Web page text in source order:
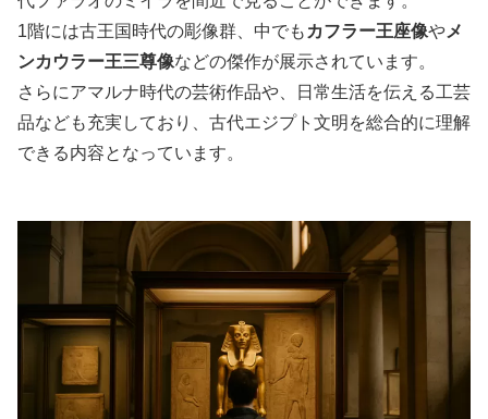
1階には古王国時代の彫像群、中でも カフラー王座像やメ
ンカウラー王三尊像などの傑作が展示されています。
さらにアマルナ時代の芸術作品や、日常生活を伝える工芸
品なども充実しており、古代エジプト文明を総合的に理解
できる内容となっています。